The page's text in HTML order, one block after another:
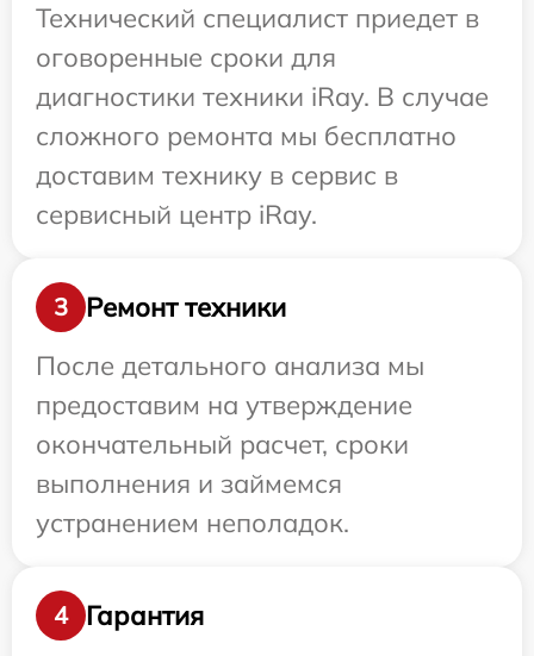
Технический специалист приедет в
оговоренные сроки для
диагностики техники iRay. В случае
сложного ремонта мы бесплатно
доставим технику в сервис в
сервисный центр iRay.
3
Ремонт техники
После детального анализа мы
предоставим на утверждение
окончательный расчет, сроки
выполнения и займемся
устранением неполадок.
4
Гарантия